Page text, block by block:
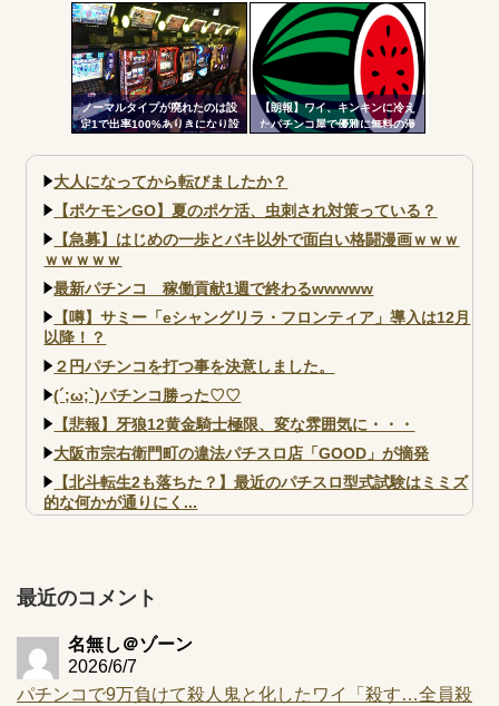
が2回当選するまで転落しない状
態に突入するぞ。300G・700G
の天井も一緒」
て打ってるの？？？
ノーマルタイプが廃れたのは設
定1で出率100%ありきになり設
【朗報】ワイ、キンキンに冷え
たパチンコ屋で優雅に無料の漫
大人になってから転びましたか？
【ポケモンGO】夏のポケ活、虫刺され対策っている？
【急募】はじめの一歩とバキ以外で面白い格闘漫画ｗｗｗ
ｗｗｗｗｗ
最新パチンコ 稼働貢献1週で終わるwwwww
【噂】サミー「eシャングリラ・フロンティア」導入は12月
以降！？
２円パチンコを打つ事を決意しました。
(´;ω;`)パチンコ勝った♡♡
【悲報】牙狼12黄金騎士極限、変な雰囲気に・・・
大阪市宗右衛門町の違法パチスロ店「GOOD」が摘発
【北斗転生2も落ちた？】最近のパチスロ型式試験はミミズ
的な何かが通りにく...
井の軽い絆？
最近のコメント
名無し＠ゾーン
2026/6/7
パチンコで9万負けて殺人鬼と化したワイ「殺す…全員殺